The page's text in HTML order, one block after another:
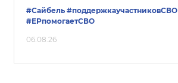
#Сайбель #поддержкаучастниковСВО
#ЕРпомогаетСВО
06.08.26